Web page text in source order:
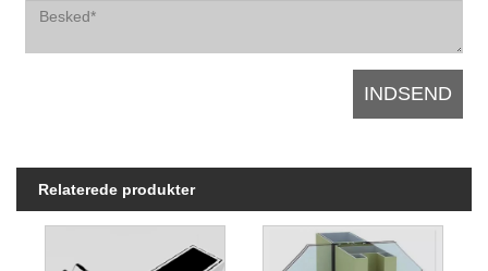
Relaterede produkter